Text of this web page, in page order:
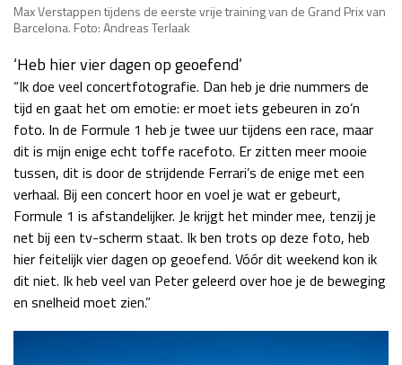
Max Verstappen tijdens de eerste vrije training van de Grand Prix van
Barcelona. Foto: Andreas Terlaak
‘Heb hier vier dagen op geoefend’
“Ik doe veel concertfotografie. Dan heb je drie nummers de
tijd en gaat het om emotie: er moet iets gebeuren in zo’n
foto. In de Formule 1 heb je twee uur tijdens een race, maar
dit is mijn enige echt toffe racefoto. Er zitten meer mooie
tussen, dit is door de strijdende Ferrari’s de enige met een
verhaal. Bij een concert hoor en voel je wat er gebeurt,
Formule 1 is afstandelijker. Je krijgt het minder mee, tenzij je
net bij een tv-scherm staat. Ik ben trots op deze foto, heb
hier feitelijk vier dagen op geoefend. Vóór dit weekend kon ik
dit niet. Ik heb veel van Peter geleerd over hoe je de beweging
en snelheid moet zien.”